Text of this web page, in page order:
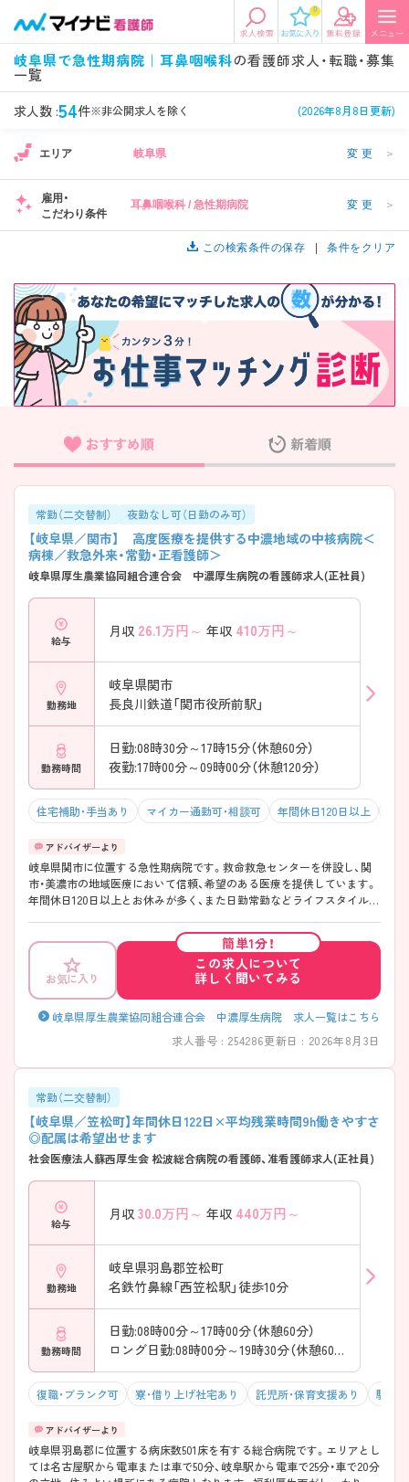
0
岐阜県で急性期病院｜耳鼻咽喉科の看護師求人・転職・募集
一覧
求人数 :54件※非公開求人を除く (2026年8月8日更新)
エリアから探す
関東
東海 関西
九州・沖縄
希望の求人条件を選択
資格
施設形態
病院、クリニック・診療所など 病棟、外来など
美容外科、
循環器内科など
未経験歓迎、
土日祝休みなど
年収
年収500万円以上など 正社員、契約社員など
フリーワード検索
エリア 岐阜県 変更 ＞
雇用・
こだわり条件
耳鼻咽喉科 / 急性期病院 変更 ＞
この検索条件の保存 条件をクリア
おすすめ順 新着順
常勤（二交替制） 夜勤なし可（日勤のみ可）
【岐阜県／関市】 高度医療を提供する中濃地域の中核病院＜
病棟／救急外来・常勤・正看護師＞
岐阜県厚生農業協同組合連合会 中濃厚生病院の看護師求人(正社員)
給与
月収 26.1万円～ 年収 410万円～
勤務地
岐阜県関市
長良川鉄道「関市役所前駅」
勤務時間
日勤:08時30分～17時15分（休憩60分）
夜勤:17時00分～09時00分（休憩120分）
住宅補助・手当あり マイカー通勤可・相談可 年間休日120日以上
岐阜県関市に位置する急性期病院です。救命救急センターを併設し、関
市・美濃市の地域医療において信頼、希望のある医療を提供しています。
年間休日120日以上とお休みが多く、また日勤常勤などライフスタイルに
しており、個々のレベルにあった研修が受けられるので未経験の方やブ
ランクのある方もしっかり学べます。 ご興味ある方には、面接対策ポイ
ントなど、さらに詳細をお話しいたしますのでお気軽にご相談くださ
い。お気に入り
簡単1分！
この求人について
詳しく聞いてみる
岐阜県厚生農業協同組合連合会 中濃厚生病院 求人一覧はこちら
求人番号 : 254286更新日 : 2026年8月3日
常勤（二交替制）
【岐阜県／笠松町】年間休日122日×平均残業時間9h働きやすさ
◎配属は希望出せます
社会医療法人蘇西厚生会 松波総合病院の看護師、准看護師求人(正社員)
給与
月収 30.0万円～ 年収 440万円～
勤務地
岐阜県羽島郡笠松町
名鉄竹鼻線「西笠松駅」徒歩10分
勤務時間
日勤:08時00分～17時00分（休憩60分）
ロング日勤:08時00分～19時30分（休憩60分）
復職・ブランク可 寮・借り上げ社宅あり 託児所・保育支援あり 駅チカ
岐阜県羽島郡に位置する病床数501床を有する総合病院です。エリアとし
ては名古屋駅から電車または車で50分、岐阜駅から電車で25分・車で20分